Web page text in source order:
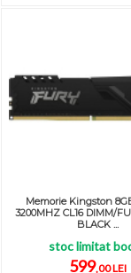
Memorie Kingston
3200MHZ CL16 DIMM/
BLACK ...
stoc limitat
599,00 LEI